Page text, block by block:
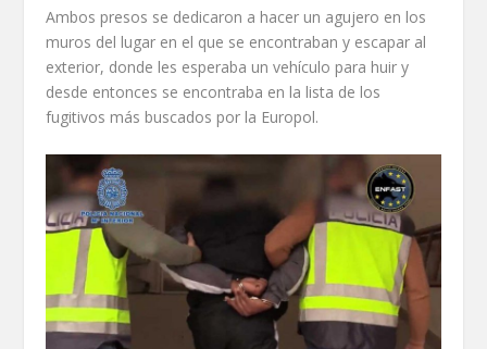
Ambos presos se dedicaron a hacer un agujero en los
muros del lugar en el que se encontraban y escapar al
exterior, donde les esperaba un vehículo para huir y
desde entonces se encontraba en la lista de los
fugitivos más buscados por la Europol.